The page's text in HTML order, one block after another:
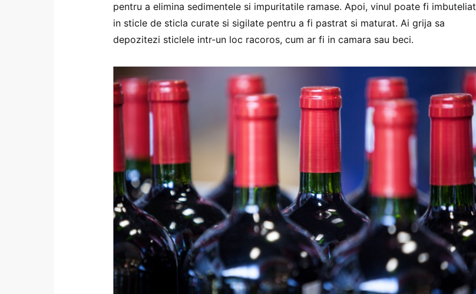
pentru a elimina sedimentele si impuritatile ramase. Apoi, vinul poate fi imbuteliat
in sticle de sticla curate si sigilate pentru a fi pastrat si maturat. Ai grija sa
depozitezi sticlele intr-un loc racoros, cum ar fi in camara sau beci.